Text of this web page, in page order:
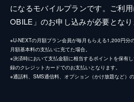
になるモバイルプランです。ご利
OBILE」のお申し込みが必要となり
※U-NEXTの月額プラン会員が毎月もらえる1,200円分
月額基本料の支払いに充てた場合。
※決済時において支払金額に相当するポイントを保有
録のクレジットカードでのお支払いとなります。
※通話料、SMS通信料、オプション（かけ放題など）